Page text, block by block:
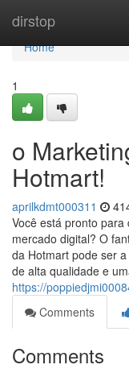
dirstop
Home
Home
1
o
Hotmart!
aprilkdmt000311
Você está pronto
mercado digital? O
da Hotmart pode ser
de alta qualidade e
https://
Comments
Comments